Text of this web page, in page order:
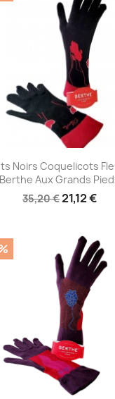
Aperçu rapide
Noirs Coquelicots
Berthe Aux Grands
35,20 €21,12 €